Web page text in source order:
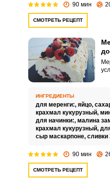
90 мин
СМОТРЕТЬ РЕЦЕПТ
на
ИНГРЕДИЕНТЫ
для меренги:, яйцо,
крахмал кукурузный,
для начинки:, малина
крахмал кукурузный,
сыр маскарпоне, сливки
90 мин
СМОТРЕТЬ РЕЦЕПТ